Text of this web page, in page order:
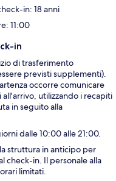
in: 18 anni
11:00
in
di trasferimento
previsti supplementi).
occorre comunicare
utilizzando i recapiti
in seguito alla
dalle 10:00 alle 21:00.
struttura in anticipo per
check-in. Il personale alla
limitati.